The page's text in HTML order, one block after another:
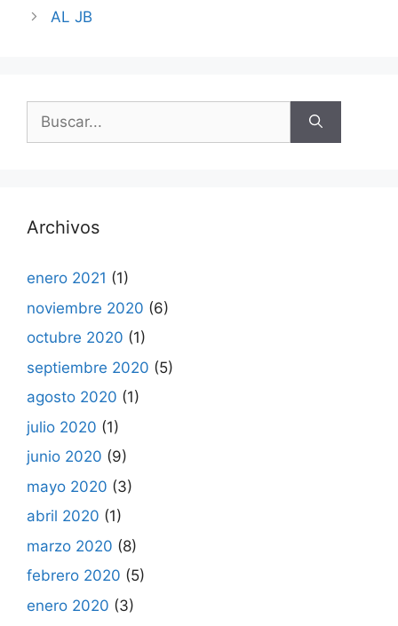
AL JB
Buscar:
Archivos
enero 2021 (1)
noviembre 2020 (6)
octubre 2020 (1)
septiembre 2020 (5)
agosto 2020 (1)
julio 2020 (1)
junio 2020 (9)
mayo 2020 (3)
abril 2020 (1)
marzo 2020 (8)
febrero 2020 (5)
enero 2020 (3)